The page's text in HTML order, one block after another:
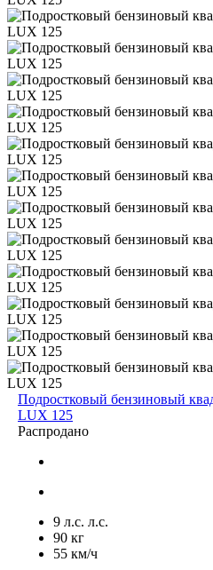
Подростковый бензиновый
LUX 125
Распродано
9 л.с. л.с.
90 кг
55 км/ч